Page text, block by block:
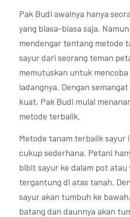
Pak Budi awalnya hanya
yang biasa-biasa saja.
mendengar tentang metode
sayur dari seorang teman
memutuskan untuk
ladangnya. Dengan
kuat, Pak Budi mulai
metode terbalik.
Metode tanam terbalik sayur
cukup sederhana. Petani
bibit sayur ke dalam pot atau
tergantung di atas tanah.
sayur akan tumbuh ke
batang dan daunnya akan